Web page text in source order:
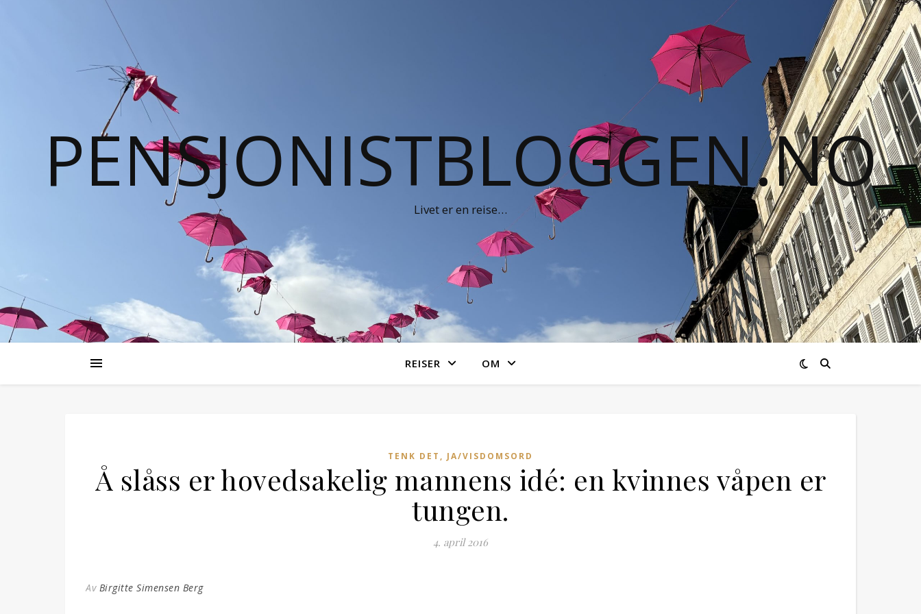
PENSJONISTBLOGGEN.NO
Livet er en reise…
REISER OM
TENK DET, JA/VISDOMSORD
Å slåss er hovedsakelig mannens idé: en kvinnes våpen er
tungen.
4. april 2016
Av Birgitte Simensen Berg